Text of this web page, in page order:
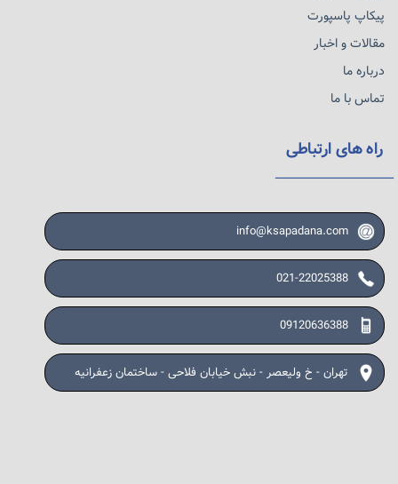
پیکاپ پاسپورت
مقالات و اخبار
درباره ما
تماس با ما
راه های ارتباطی
info@ksapadana.com
021-22025388
09120636388
تهران - خ ولیعصر - نبش خیابان فلاحی - ساختمان زعفرانیه